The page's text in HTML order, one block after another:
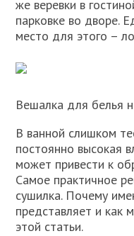
же веревки в
парковке во дворе.
место для этого –
Вешалка для белья
В ванной слишком
постоянно высокая
может привести к
Самое практичное
сушилка. Почему
представляет и как
этой статьи.